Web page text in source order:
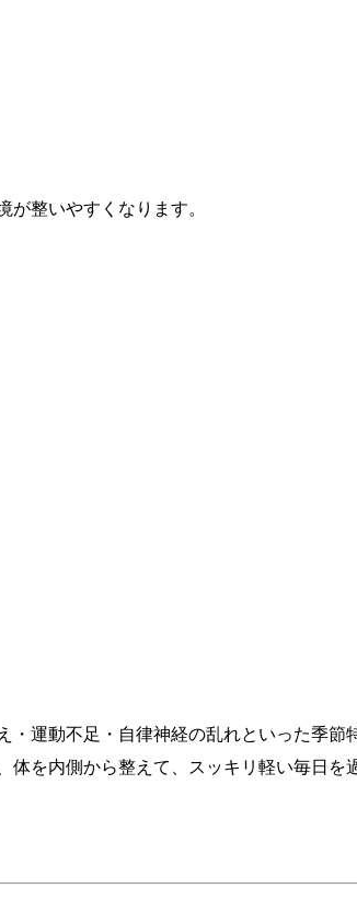
が整いやすくなります。
・運動不足・自律神経の乱れといった季
を内側から整えて、スッキリ軽い毎日を